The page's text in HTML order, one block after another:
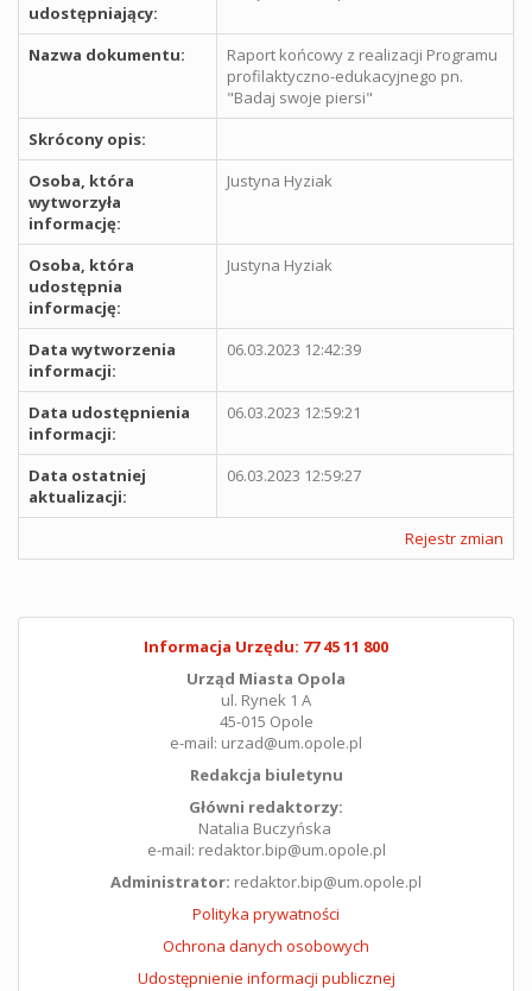
udostępniający:
Nazwa dokumentu:
Raport końcowy z realizacji Programu
profilaktyczno-edukacyjnego pn.
"Badaj swoje piersi"
Skrócony opis:
Osoba, która
wytworzyła
informację:
Justyna Hyziak
Osoba, która
udostępnia
informację:
Justyna Hyziak
Data wytworzenia
informacji:
06.03.2023 12:42:39
Data udostępnienia
informacji:
06.03.2023 12:59:21
Data ostatniej
aktualizacji:
06.03.2023 12:59:27
Rejestr zmian
Informacja Urzędu: 77 45 11 800
Urząd Miasta Opola
ul. Rynek 1 A
45-015 Opole
e-mail: urzad@um.opole.pl
Redakcja biuletynu
Główni redaktorzy:
Natalia Buczyńska
e-mail: redaktor.bip@um.opole.pl
Administrator: redaktor.bip@um.opole.pl
Polityka prywatności
Ochrona danych osobowych
Udostępnienie informacji publicznej